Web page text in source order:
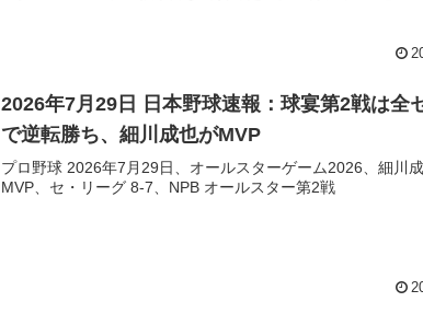
2026年7月29日 日本野球速報：球宴第2戦は全
で逆転勝ち、細川成也がMVP
プロ野球 2026年7月29日、オールスターゲーム2026、細川
MVP、セ・リーグ 8-7、NPB オールスター第2戦